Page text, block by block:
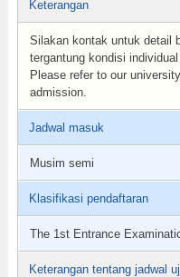
Keterangan
Silakan kontak untuk detail
tergantung kondisi individual
Please refer to our
admission.
Jadwal masuk
Musim semi
Klasifikasi pendaftaran
The 1st Entrance
Keterangan tentang jadwal